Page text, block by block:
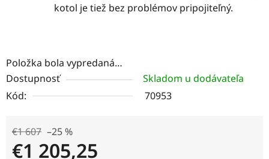
kotol je tiež bez problémov pripojiteľný.
Položka bola vypredaná…
Dostupnosť
Skladom u dodávateľa
Kód:
70953
€1 607 –25 %
€1 205,25